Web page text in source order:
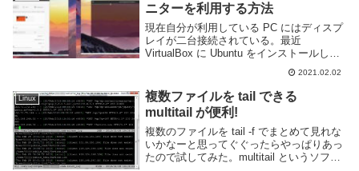
ニターを利用する方法
現在自分が利用している PC にはディスプ
レイが二台接続されている。最近
VirtualBox に Ubuntu をインストールして
色々作業しているのだが、一つの仮想マシ
ンで複数のディスプレイに画面を表示でき
れば作業効率をより向上できるので...
2021.02.02
Linux
複数ファイルを tail できる
multitail が便利!
複数のファイルを tail -f でまとめて見れな
いかなーと思ってぐぐったらやっぱりあっ
たので試してみた。multitail というソフト